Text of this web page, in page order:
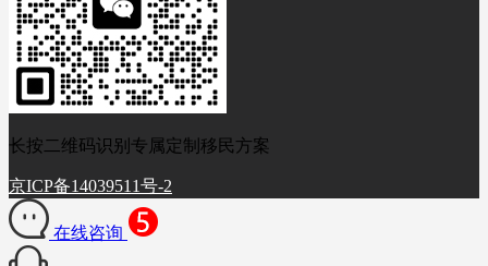
长按二维码识别专属定制移民方案
京ICP备14039511号-2
在线咨询